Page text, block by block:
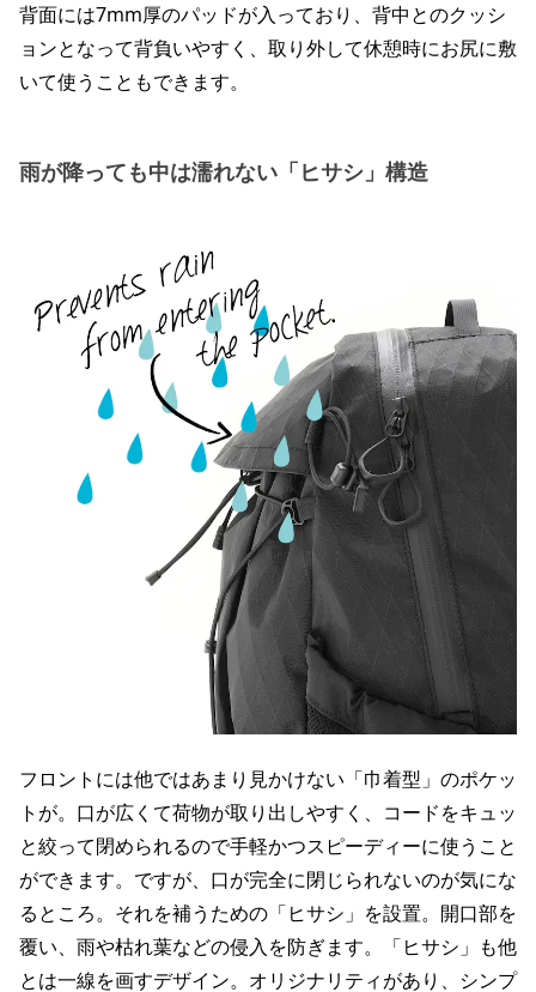
背面には7mm厚のパッドが入っており、背中とのクッシ
ョンとなって背負いやすく、取り外して休憩時にお尻に敷
いて使うこともできます。
雨が降っても中は濡れない「ヒサシ」構造
フロントには他ではあまり見かけない「巾着型」のポケッ
トが。口が広くて荷物が取り出しやすく、コードをキュッ
と絞って閉められるので手軽かつスピーディーに使うこと
ができます。ですが、口が完全に閉じられないのが気にな
るところ。それを補うための「ヒサシ」を設置。開口部を
覆い、雨や枯れ葉などの侵入を防ぎます。「ヒサシ」も他
とは一線を画すデザイン。オリジナリティがあり、シンプ